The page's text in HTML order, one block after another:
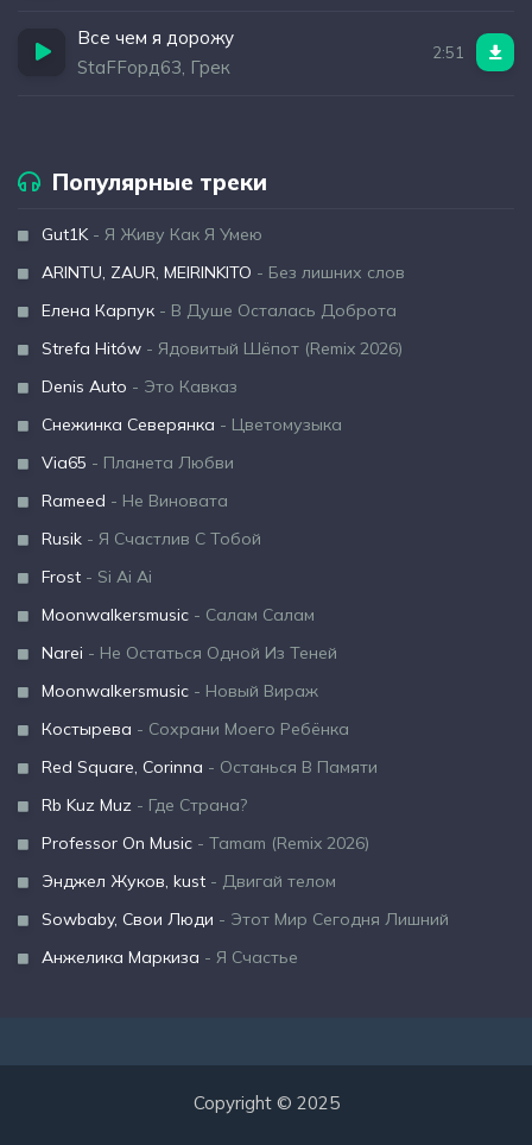
Все чем я дорожу
StaFFорд63, Грек
2:51
Популярные треки
Gut1K- Я Живу Как Я Умею
ARINTU, ZAUR, MEIRINKITO - Без лишних слов
Елена Карпук - В Душе Осталась Доброта
Strefa Hitów - Ядовитый Шёпот (Remix 2026)
Denis Auto - Это Кавказ
Снежинка Северянка - Цветомузыка
Via65 - Планета Любви
Rameed - Не Виновата
Rusik - Я Счастлив С Тобой
Frost - Si Ai Ai
Moonwalkersmusic - Салам Салам
Narei - Не Остаться Одной Из Теней
Moonwalkersmusic - Новый Вираж
Костырева - Сохрани Моего Ребёнка
Red Square, Corinna - Останься В Памяти
Rb Kuz Muz - Где Страна?
Professor On Music - Tamam (Remix 2026)
Энджел Жуков, kust - Двигай телом
Sowbaby, Свои Люди - Этот Мир Сегодня Лишний
Анжелика Маркиза - Я Счастье
Copyright © 2025